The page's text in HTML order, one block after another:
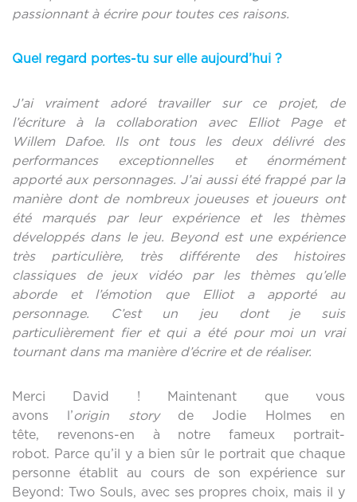
passionnant à écrire pour toutes ces raisons.
Quel regard portes-tu sur elle aujourd’hui ?
J’ai vraiment adoré travailler sur ce projet, de
l’écriture à la collaboration avec Elliot Page et
Willem Dafoe. Ils ont tous les deux délivré des
performances exceptionnelles et énormément
apporté aux personnages. J’ai aussi été frappé par la
manière dont de nombreux joueuses et joueurs ont
été marqués par leur expérience et les thèmes
développés dans le jeu. Beyond est une expérience
très particulière, très différente des histoires
classiques de jeux vidéo par les thèmes qu’elle
aborde et l’émotion que Elliot a apporté au
personnage. C’est un jeu dont je suis
particulièrement fier et qui a été pour moi un vrai
tournant dans ma manière d’écrire et de réaliser.
Merci David ! Maintenant que vous
avons l’origin storyde Jodie Holmes en
tête, revenons-en à notre fameux portrait-
robot. Parce qu’il y a bien sûr le portrait que chaque
personne établit au cours de son expérience sur
Beyond: Two Souls, avec ses propres choix, mais il y